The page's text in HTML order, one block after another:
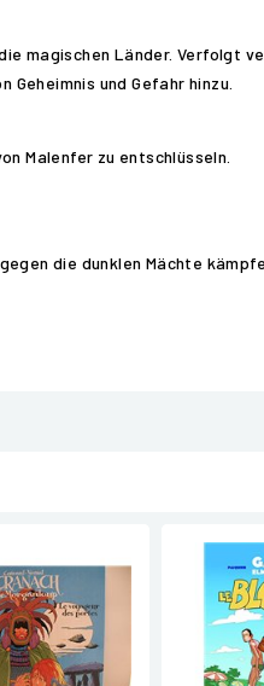
magischen Länder. Verfolgt
und Gefahr hinzu.
Malenfer zu entschlüsseln.
die dunklen Mächte